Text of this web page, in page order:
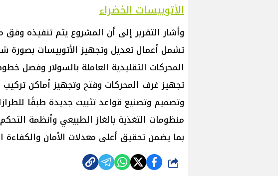
الأتوبيسات الخضراء
وأشار التقرير إلى أن المشروع يتم تنفيذه
تشمل أعمال تعديل وتجهيز الأتوبيسات بصورة
المحركات التقليدية العاملة بالسولار وفصل
تجهيز غرف المحركات وفتح وتجهيز أماكن تركيب
وتصميم وتصنيع قواعد تثبيت جديدة طبقًا
منظومات التغذية بالغاز الطبيعي وأنظمة
بما يضمن تحقيق أعلى معدلات الأمان والكفاءة
شارك